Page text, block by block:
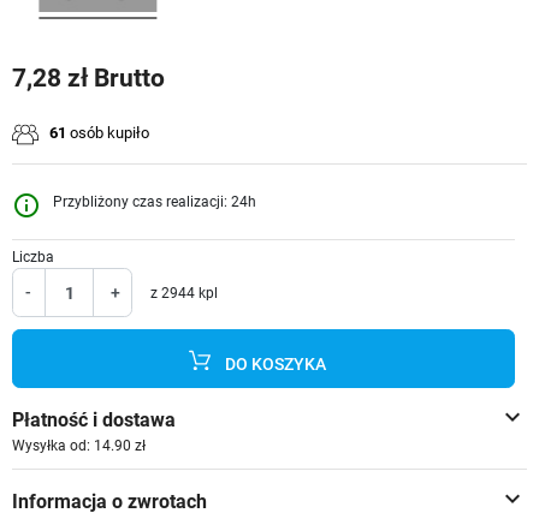
7,28 zł Brutto
61 osób kupiło
info_outline Przybliżony czas realizacji: 24h
Liczba
- + z 2944 kpl
DO KOSZYKA
keyboard_arrow_down
Płatność i dostawa
Wysyłka od: 14.90 zł
keyboard_arrow_down
Informacja o zwrotach